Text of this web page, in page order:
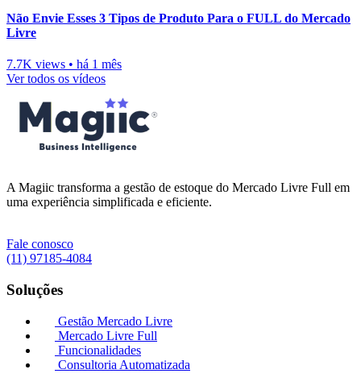
Não Envie Esses 3 Tipos de Produto Para o FULL do Mercado
Livre
7.7K views • há 1 mês
Ver todos os vídeos
A Magiic transforma a gestão de estoque do Mercado Livre Full em
uma experiência simplificada e eficiente.
Fale conosco
(11) 97185-4084
Soluções
Gestão Mercado Livre
Mercado Livre Full
Funcionalidades
Consultoria Automatizada